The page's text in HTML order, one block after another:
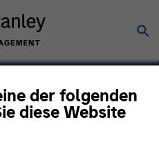
der folgenden
diese Website